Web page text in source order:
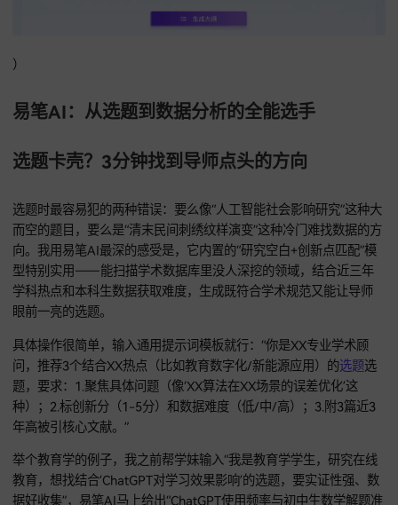
）
易笔AI：从选题到数据分析的全能选手
选题卡壳？3分钟找到导师点头的方向
选题时最容易犯的两种错误：要么像“人工智能社会影响研究”
而空的题目，要么是“清末民间刺绣纹样演变”这种冷门难找数
向。我用易笔AI最深的感受是，它内置的“研究空白+创新点匹
型特别实用——能扫描学术数据库里没人深挖的领域，结合近
学科热点和本科生数据获取难度，生成既符合学术规范又能让
眼前一亮的选题。
具体操作很简单，输入通用提示词模板就行：“你是XX专业学
问，推荐3个结合XX热点（比如教育数字化/新能源应用）的选